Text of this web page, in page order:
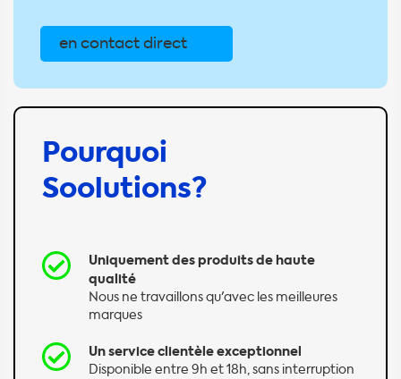
en contact direct
Pourquoi
Soolutions?
Uniquement des produits de haute
qualité
Nous ne travaillons qu'avec les meilleures
marques
Un service clientèle exceptionnel
Disponible entre 9h et 18h, sans interruption